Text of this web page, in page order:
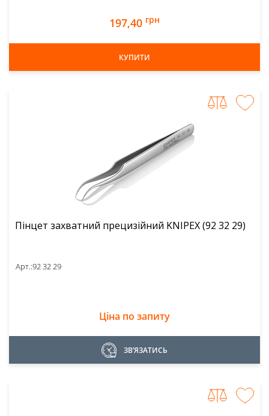
197,40 грн
КУПИТИ
Пінцет захватний прецизійний KNIPEX (92 32 29)
Арт.:92 32 29
Ціна по запиту
ЗВ’ЯЗАТИСЬ